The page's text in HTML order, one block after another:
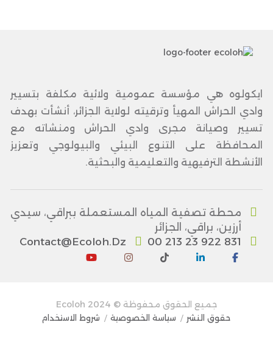
ايكولوه هي مؤسسة عمومية ولائية مكلفة بتسيير
وادي الحراش المهيأ وترقيته لولاية الجزائر، أنشأت بهدف
تسيير وصيانة مجرى وادي الحراش ومنشاته مع
المحافظة على التنوع البيئي والبيولوجي وتعزيز
الأنشطة الترفيهية والتعليمية والبحثية.
محطة تصفية المياه المستعملة ببراقي، سيدي
أرزين، براقي، الجزائر
00 213 23 922 831
Contact@ecoloh.dz
جميع الحقوق محفوظة © 2024
حقوق النشر سياسة الخصوصية شروط الاستخدام